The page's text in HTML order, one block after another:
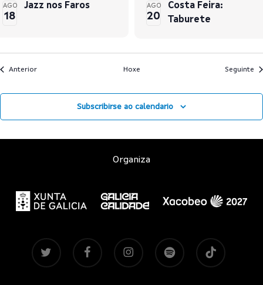
AGO
18
Jazz nos Faros AGO
20
Costa Feira:
Taburete
Anterior Hoxe Seguinte
Subscribirse ao calendario
Organiza
twitter facebook instagram spotify tiktok